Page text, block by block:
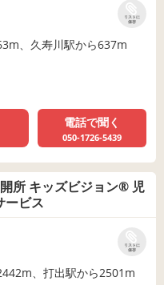
リストに
保存
、久寿川駅から637m
電話で聞く
050-1726-5439
所 キッズビジョン® 児
ービス
リストに
保存
、打出駅から2501m